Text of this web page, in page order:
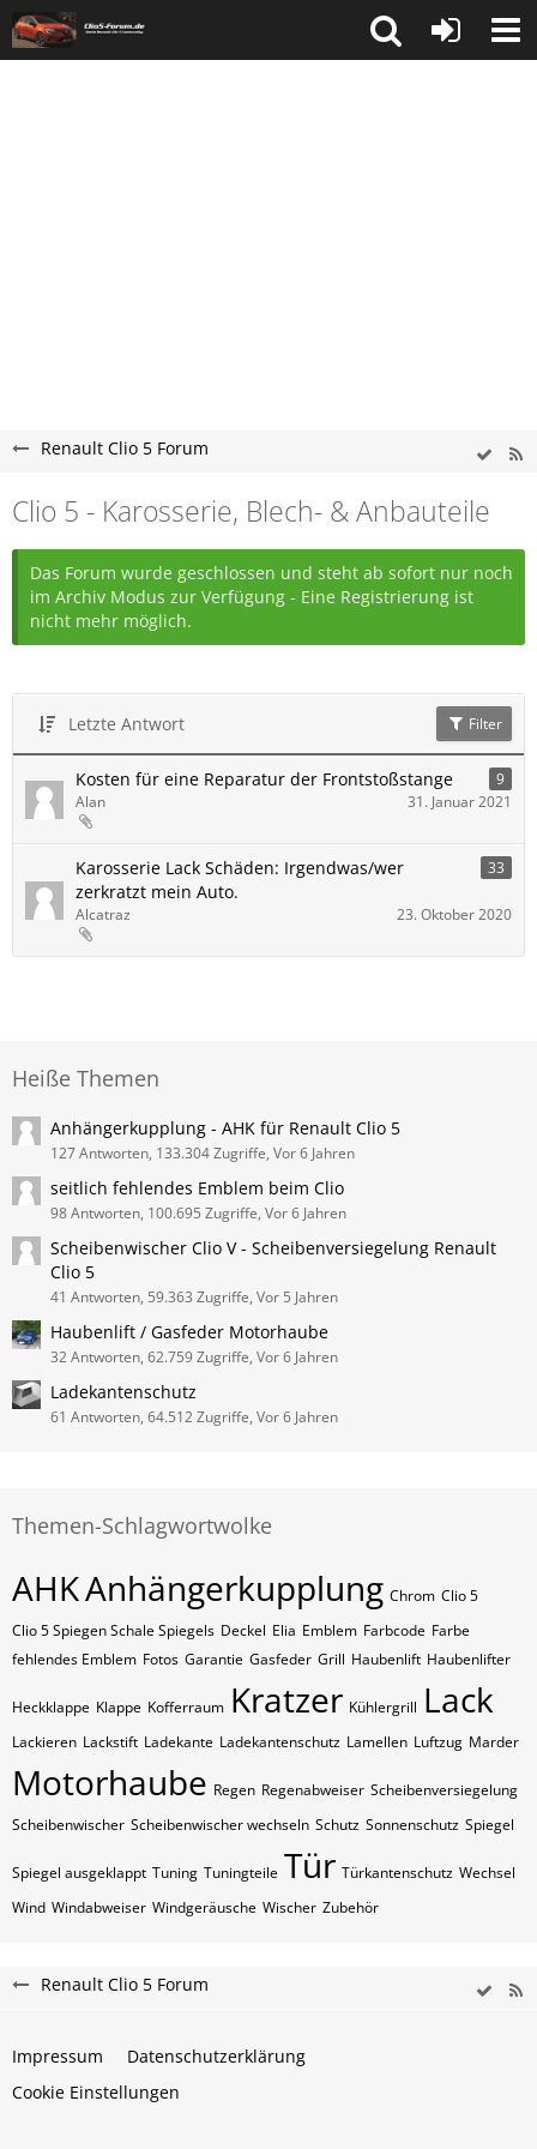
Renault Clio 5 Forum
Clio 5 - Karosserie, Blech- & Anbauteile
Das Forum wurde geschlossen und steht ab sofort nur noch
im Archiv Modus zur Verfügung - Eine Registrierung ist
nicht mehr möglich.
Letzte Antwort Filter
Kosten für eine Reparatur der Frontstoßstange
9
Alan
31. Januar 2021
Karosserie Lack Schäden: Irgendwas/wer
zerkratzt mein Auto.
33
Alcatraz 23. Oktober 2020
Heiße Themen
Anhängerkupplung - AHK für Renault Clio 5
127 Antworten, 133.304 Zugriffe, Vor 6 Jahren
seitlich fehlendes Emblem beim Clio
98 Antworten, 100.695 Zugriffe, Vor 6 Jahren
Scheibenwischer Clio V - Scheibenversiegelung Renault
Clio 5
41 Antworten, 59.363 Zugriffe, Vor 5 Jahren
Haubenlift / Gasfeder Motorhaube
32 Antworten, 62.759 Zugriffe, Vor 6 Jahren
Ladekantenschutz
61 Antworten, 64.512 Zugriffe, Vor 6 Jahren
Themen-Schlagwortwolke
AHKAnhängerkupplung Chrom Clio 5
Clio 5 Spiegen Schale Spiegels Deckel Elia Emblem Farbcode Farbe
fehlendes Emblem Fotos Garantie Gasfeder Grill Haubenlift Haubenlifter
Heckklappe Klappe Kofferraum Kratzer Kühlergrill Lack
Lackieren Lackstift Ladekante Ladekantenschutz Lamellen Luftzug Marder
Motorhaube Regen Regenabweiser Scheibenversiegelung
Scheibenwischer Scheibenwischer wechseln Schutz Sonnenschutz Spiegel
Spiegel ausgeklappt Tuning Tuningteile Tür Türkantenschutz Wechsel
Wind Windabweiser Windgeräusche Wischer Zubehör
Renault Clio 5 Forum
Impressum
Datenschutzerklärung
Cookie Einstellungen